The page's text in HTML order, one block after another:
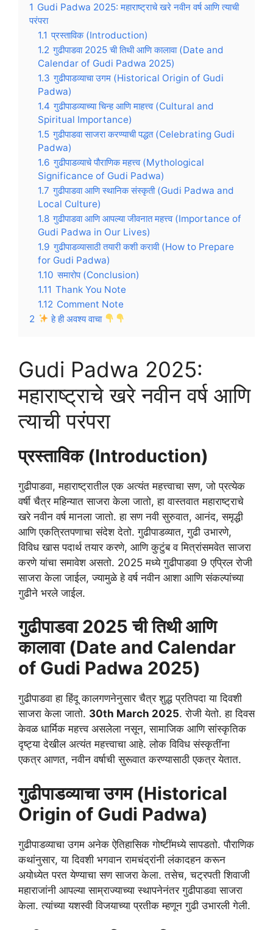
1 Gudi Padwa 2025: महाराष्ट्राचे खरे नवीन वर्ष आणि त्याची
परंपरा
1.1 प्रस्ताविक (Introduction)
1.2 गुढीपाडवा 2025 ची तिथी आणि कालावा (Date and
Calendar of Gudi Padwa 2025)
1.3 गुढीपाडव्याचा उगम (Historical Origin of Gudi
Padwa)
1.4 गुढीपाडव्याच्या चिन्ह आणि माहत्त्व (Cultural and
Spiritual Importance)
1.5 गुढीपाडवा साजरा करण्याची पद्धत (Celebrating Gudi
Padwa)
1.6 गुढीपाडव्याचे पौराणिक महत्त्व (Mythological
Significance of Gudi Padwa)
1.7 गुढीपाडवा आणि स्थानिक संस्कृती (Gudi Padwa and
Local Culture)
1.8 गुढीपाडवा आणि आपल्या जीवनात महत्त्व (Importance of
Gudi Padwa in Our Lives)
1.9 गुढीपाडव्यासाठी तयारी कशी करावी (How to Prepare
for Gudi Padwa)
1.10 समारोप (Conclusion)
1.11 Thank You Note
1.12 Comment Note
2
हे ही अवश्य वाचा
Gudi Padwa 2025:
महाराष्ट्राचे खरे नवीन वर्ष आणि
त्याची परंपरा
प्रस्ताविक (Introduction)
गुढीपाडवा, महाराष्ट्रातील एक अत्यंत महत्त्वाचा सण, जो प्रत्येक
वर्षी चैत्र महिन्यात साजरा केला जातो, हा वास्तवात महाराष्ट्राचे
खरे नवीन वर्ष मानला जातो. हा सण नवी सुरुवात, आनंद, समृद्धी
आणि एकत्रितपणाचा संदेश देतो. गुढीपाडव्यात, गुढी उभारणे,
विविध खास पदार्थ तयार करणे, आणि कुटुंब व मित्रांसमवेत साजरा
करणे यांचा समावेश असतो. 2025 मध्ये गुढीपाडवा 9 एप्रिल रोजी
साजरा केला जाईल, ज्यामुळे हे वर्ष नवीन आशा आणि संकल्पांच्या
गुढीने भरले जाईल.
गुढीपाडवा 2025 ची तिथी आणि
कालावा (Date and Calendar
of Gudi Padwa 2025)
गुढीपाडवा हा हिंदू कालगणनेनुसार चैत्र शुद्ध प्रतिपदा या दिवशी
साजरा केला जातो. 30th March 2025. रोजी येतो. हा दिवस
केवळ धार्मिक महत्त्व असलेला नसून, सामाजिक आणि सांस्कृतिक
दृष्ट्या देखील अत्यंत महत्त्वाचा आहे. लोक विविध संस्कृतींना
एकत्र आणत, नवीन वर्षाची सुरूवात करण्यासाठी एकत्र येतात.
गुढीपाडव्याचा उगम (Historical
Origin of Gudi Padwa)
गुढीपाडव्याचा उगम अनेक ऐतिहासिक गोष्टींमध्ये सापडतो. पौराणिक
कथांनुसार, या दिवशी भगवान रामचंद्रांनी लंकादहन करून
अयोध्येत परत येण्याचा सण साजरा केला. तसेच, चट्रपती शिवाजी
महाराजांनी आपल्या साम्राज्याच्या स्थापनेनंतर गुढीपाडवा साजरा
केला. त्यांच्या यशस्वी विजयाच्या प्रतीक म्हणून गुढी उभारली गेली.